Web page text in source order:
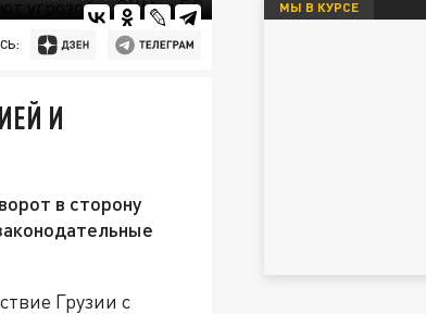
И
в сторону
Грузии с
МЫ В КУРСЕ